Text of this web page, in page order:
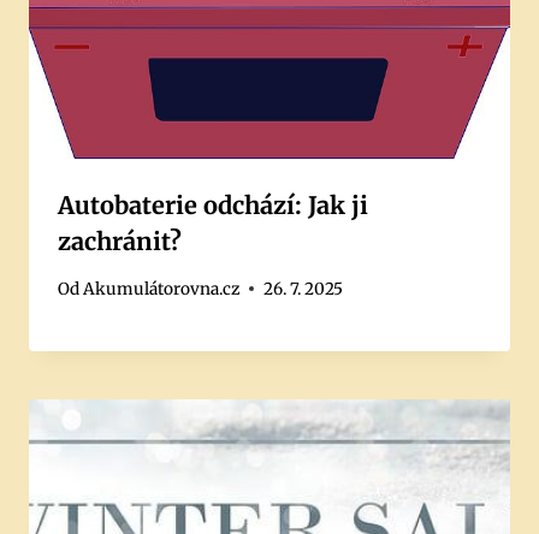
Autobaterie odchází: Jak ji
zachránit?
OdAkumulátorovna.cz 26. 7. 2025